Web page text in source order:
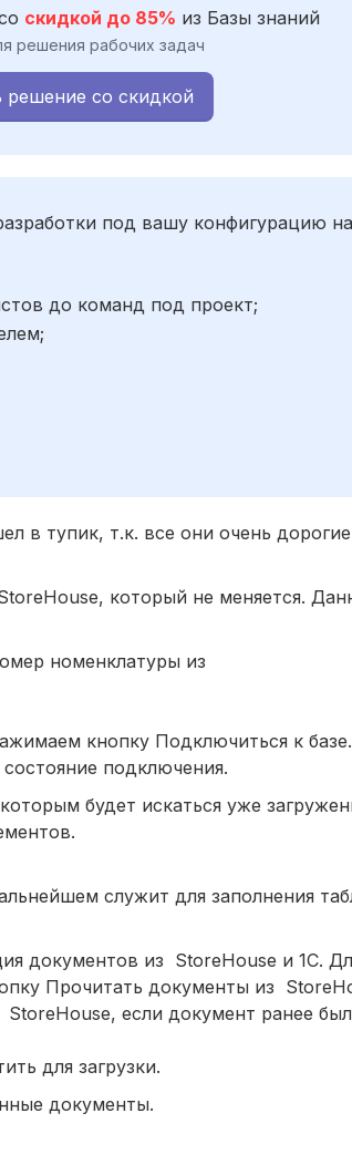
скидкой до 85% из Базы знаний
решения рабочих задач
решение со скидкой
под вашу конфигурацию
до команд под проект;
в тупик, т.к. все они очень
который не меняется.
номенклатуры из
кнопку Подключиться к
подключения.
будет искаться уже
служит для заполнения
документов из StoreHouse и 1С.
Прочитать документы из
если документ ранее
для загрузки.
документы.